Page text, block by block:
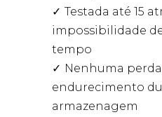
Testada até 15
impossibilidade
tempo
Nenhuma
endurecimento
armazenagem